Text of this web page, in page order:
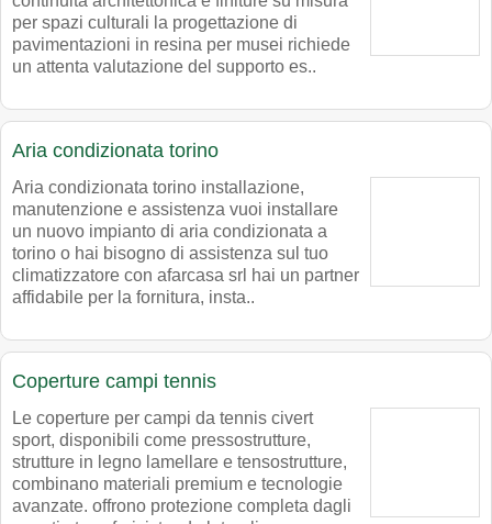
per spazi culturali la progettazione di
pavimentazioni in resina per musei richiede
un attenta valutazione del supporto es..
Aria condizionata torino
Aria condizionata torino installazione,
manutenzione e assistenza vuoi installare
un nuovo impianto di aria condizionata a
torino o hai bisogno di assistenza sul tuo
climatizzatore con afarcasa srl hai un partner
affidabile per la fornitura, insta..
Coperture campi tennis
Le coperture per campi da tennis civert
sport, disponibili come pressostrutture,
strutture in legno lamellare e tensostrutture,
combinano materiali premium e tecnologie
avanzate. offrono protezione completa dagli